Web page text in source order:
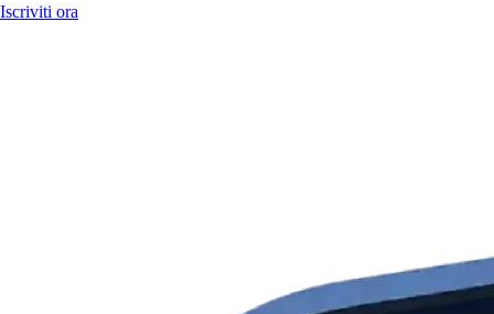
Iscriviti ora